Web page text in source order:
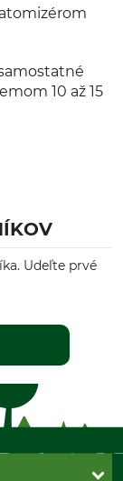
10 až 15
Udeľte prvé